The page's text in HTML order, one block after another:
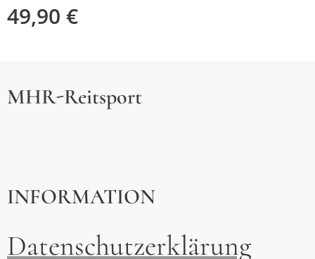
49,90 €
MHR-Reitsport
INFORMATION
Datenschutzerklärung